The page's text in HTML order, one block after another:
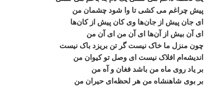
پیش چراغم می کشی تا وا شود چشمان من
ای جان پیش از جان‌ها وی کان پیش از کان‌ها
ای آن بیش از آن‌ها ای آن من ای آن من
چون منزل ما خاک نیست گر تن بریزد باک نیست
اندیشه‌ام افلاک نیست ای وصل تو کیوان من
بر یاد روی ماه من باشد فغان و آه من
بر بوی شاهنشاه من هر لحظه‌ای حیران من